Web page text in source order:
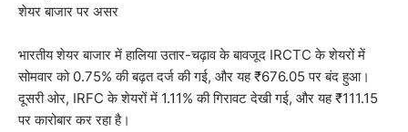
शेयर बाजार पर असर
भारतीय शेयर बाजार में हालिया उतार-चढ़ाव के बावजूद IRCTC के शेयरों में
सोमवार को 0.75% की बढ़त दर्ज की गई, और यह ₹676.05 पर बंद हुआ।
दूसरी ओर, IRFC के शेयरों में 1.11% की गिरावट देखी गई, और यह ₹111.15
पर कारोबार कर रहा है।